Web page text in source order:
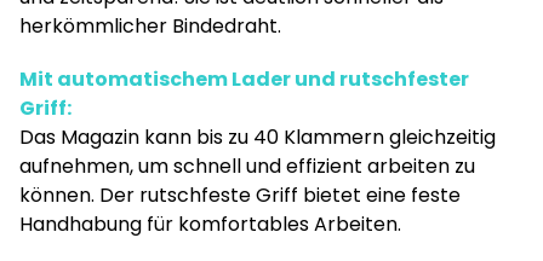
herkömmlicher Bindedraht.
Mit automatischem Lader und rutschfester
Griff:
Das Magazin kann bis zu 40 Klammern gleichzeitig
aufnehmen, um schnell und effizient arbeiten zu
können. Der rutschfeste Griff bietet eine feste
Handhabung für komfortables Arbeiten.